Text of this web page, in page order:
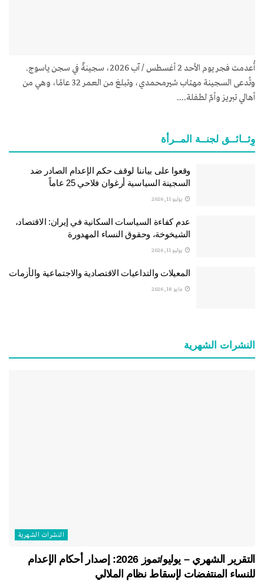
أُعدمت فجر يوم الأحد 2 أغسطس / آب 2026، سجينةٌ في سجن ياسوج.
وتُدعى السجينة مهتاب شيرمحمدي، وتبلغ من العمر 32 عامًا، وهي من
أهالي تبريز وأمّ لطفلة....
وِثــائــق لجنــة المــرأة
وقعوا على بياننا لوقف حكم الإعدام الصادر ضد
السجينة السياسية أرغوان فلاحي 25 عاماً
يوليو 11, 2026
عدم كفاءة السياسات السكانية في إيران: الاقتصاد،
الشيخوخة، وحقوق النساء المهدورة
يوليو 11, 2026
المعيلات والتداعيات الاقتصادية والاجتماعية والأزمات
مايو 18, 2026
النشرات الشهریة
النشرات الشهریة
التقرير الشهري – يوليو/تموز 2026: إصدار أحكام الإعدام
للنساء المنتفضات لإسقاط نظام الملالي